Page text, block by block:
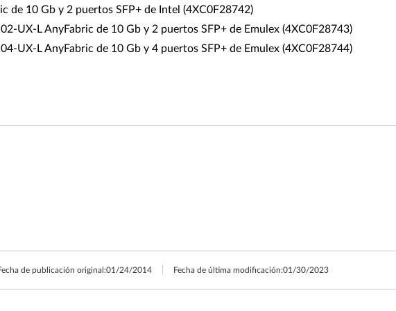
de 10 Gb y 2 puertos SFP+ de Intel (4XC0F28742)
UX-L AnyFabric de 10 Gb y 2 puertos SFP+ de Emulex (4XC0F28743)
UX-L AnyFabric de 10 Gb y 4 puertos SFP+ de Emulex (4XC0F28744)
de publicación original:01/24/2014 Fecha de última modificación:01/30/2023